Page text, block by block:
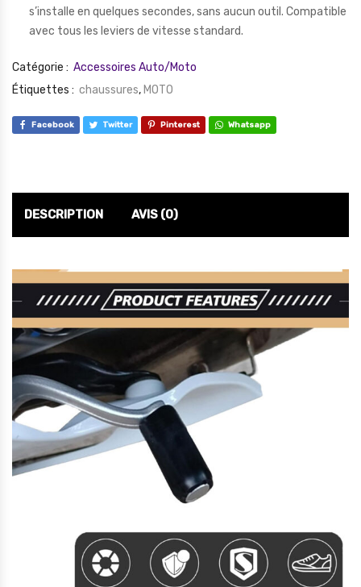
s’installe en quelques secondes, sans aucun outil. Compatible
avec tous les leviers de vitesse standard.
Catégorie : Accessoires Auto/Moto
Étiquettes : chaussures, MOTO
Facebook Twitter Pinterest Whatsapp
DESCRIPTION AVIS (0)